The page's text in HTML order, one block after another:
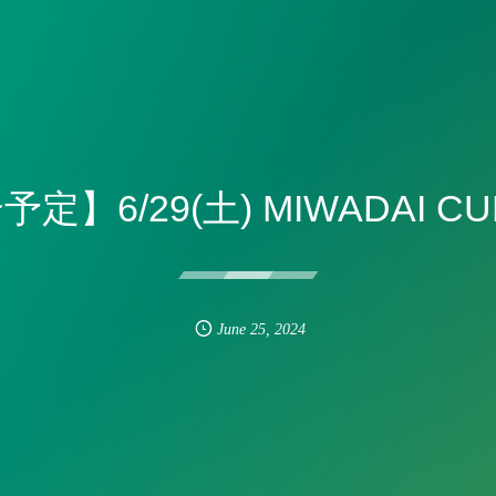
定】6/29(土) MIWADAI
June 25, 2024